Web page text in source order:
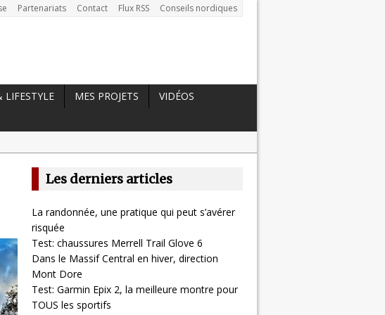
Partenariats Contact Flux RSS Conseils nordiques
MES PROJETS
VIDÉOS
Les derniers articles
La randonnée, une pratique qui peut s’avérer
risquée
Test: chaussures Merrell Trail Glove 6
Dans le Massif Central en hiver, direction
Mont Dore
Test: Garmin Epix 2, la meilleure montre pour
TOUS les sportifs